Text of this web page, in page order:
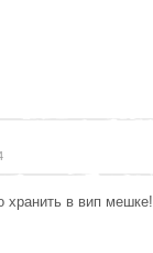
хранить в вип мешке!